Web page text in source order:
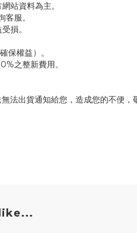
站資料為主。
服。
損。
保權益）。
之整新費用。
法出貨通知給您，造成您的不便